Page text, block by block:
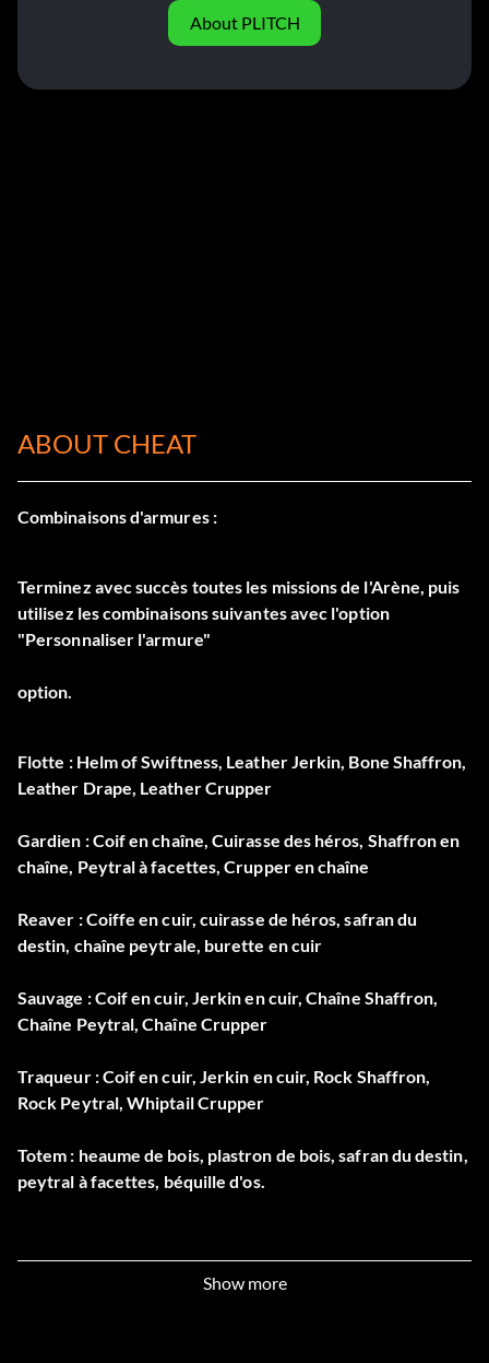
About PLITCH
ABOUT CHEAT
Combinaisons d'armures :
Terminez avec succès toutes les missions de l'Arène, puis
utilisez les combinaisons suivantes avec l'option
"Personnaliser l'armure"
option.
Flotte : Helm of Swiftness, Leather Jerkin, Bone Shaffron,
Leather Drape, Leather Crupper
Gardien : Coif en chaîne, Cuirasse des héros, Shaffron en
chaîne, Peytral à facettes, Crupper en chaîne
Reaver : Coiffe en cuir, cuirasse de héros, safran du
destin, chaîne peytrale, burette en cuir
Sauvage : Coif en cuir, Jerkin en cuir, Chaîne Shaffron,
Chaîne Peytral, Chaîne Crupper
Traqueur : Coif en cuir, Jerkin en cuir, Rock Shaffron,
Rock Peytral, Whiptail Crupper
Totem : heaume de bois, plastron de bois, safran du destin,
peytral à facettes, béquille d'os.
Show more